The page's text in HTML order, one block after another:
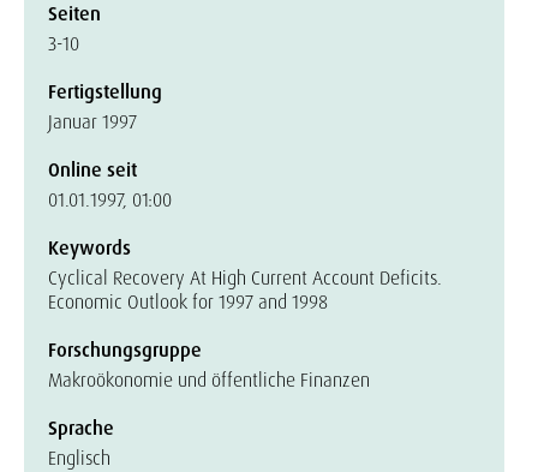
Seiten
3-10
Fertigstellung
Januar 1997
Online seit
01.01.1997, 01:00
Keywords
Cyclical Recovery At High Current Account Deficits.
Economic Outlook for 1997 and 1998
Forschungsgruppe
Makroökonomie und öffentliche Finanzen
Sprache
Englisch